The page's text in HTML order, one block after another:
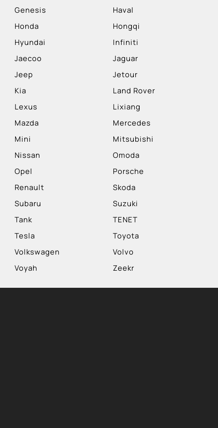
Genesis
Haval
Honda
Hongqi
Hyundai
Infiniti
Jaecoo
Jaguar
Jeep
Jetour
Kia
Land Rover
Lexus
Lixiang
Mazda
Mercedes
Mini
Mitsubishi
Nissan
Omoda
Opel
Porsche
Renault
Skoda
Subaru
Suzuki
Tank
TENET
Tesla
Toyota
Volkswagen
Volvo
Voyah
Zeekr